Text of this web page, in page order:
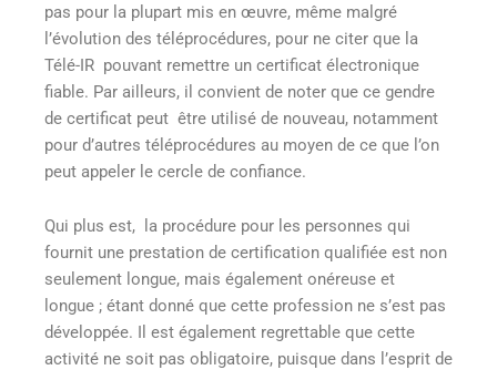
pas pour la plupart mis en œuvre, même malgré
l’évolution des téléprocédures, pour ne citer que la
Télé-IR pouvant remettre un certificat électronique
fiable. Par ailleurs, il convient de noter que ce gendre
de certificat peut être utilisé de nouveau, notamment
pour d’autres téléprocédures au moyen de ce que l’on
peut appeler le cercle de confiance.
Qui plus est, la procédure pour les personnes qui
fournit une prestation de certification qualifiée est non
seulement longue, mais également onéreuse et
longue ; étant donné que cette profession ne s’est pas
développée. Il est également regrettable que cette
activité ne soit pas obligatoire, puisque dans l’esprit de